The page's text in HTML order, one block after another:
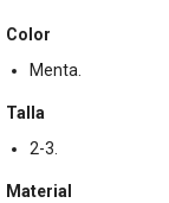
Color
Menta.
Talla
2-3.
Material